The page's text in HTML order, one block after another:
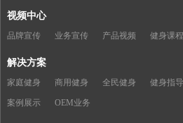
视频中心
品牌宣传 业务宣传 产品视频 健身课程
解决方案
家庭健身 商用健身 全民健身 健身指导
案例展示 OEM业务